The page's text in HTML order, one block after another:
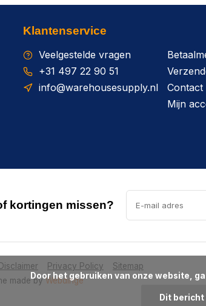
Klantenservice
Veelgestelde vragen
+31 497 22 90 51
info@warehousesupply.nl
Contact
Mijn
kortingen missen?
Disclaimer Privacy Policy
Sitemap
made byWebdinge
      Door het gebruiken van onze website, ga je akkoord met het gebruik van cookies om onze website te verbeteren.
Dit